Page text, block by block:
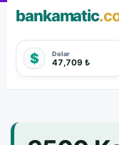
bankamatic
$ Dolar
47,709 ₺